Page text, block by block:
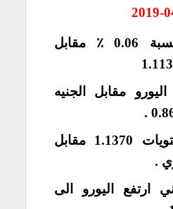
ارتفع اليورو بنسبة 0.06 ٪ مقابل
مقابل الجنيه
اليورو الى مستويات 1.1370 مقابل
.
ارتفع اليورو الى